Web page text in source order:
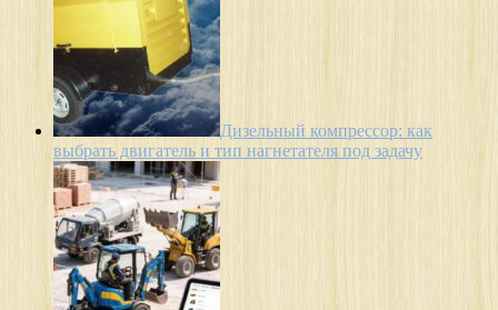
Дизельный компрессор: как
выбрать двигатель и тип нагнетателя под задачу